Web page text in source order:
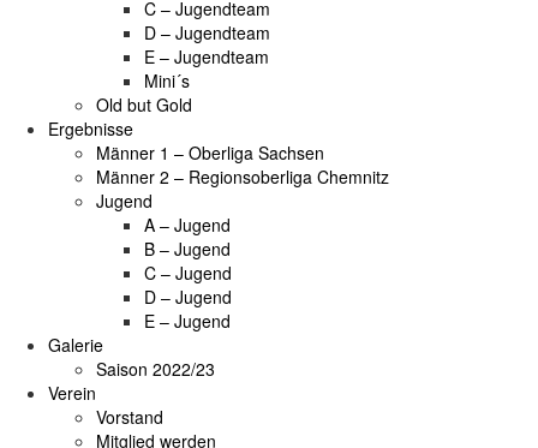
C – Jugendteam
D – Jugendteam
E – Jugendteam
Mini´s
Old but Gold
Ergebnisse
Männer 1 – Oberliga Sachsen
Männer 2 – Regionsoberliga Chemnitz
Jugend
A – Jugend
B – Jugend
C – Jugend
D – Jugend
E – Jugend
Galerie
Saison 2022/23
Verein
Vorstand
Mitglied werden